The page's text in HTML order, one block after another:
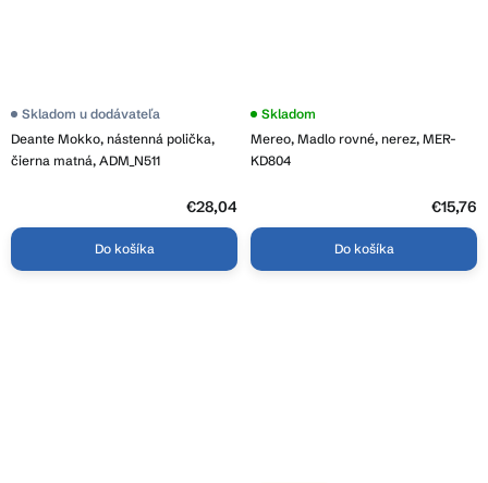
Deante Mokko, nástenná polička,
čierna matná, ADM_N511
Priemerné
produktu
je
Skladom u dodávateľa
€28,04
Do košíka
Mereo, Madlo rovné, nerez, MER-
KD804
Skladom
€15,76
Do košíka